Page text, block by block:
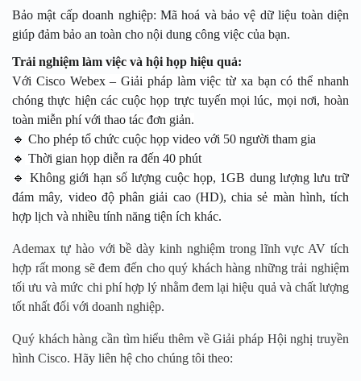
Bảo mật cấp doanh nghiệp: Mã hoá và bảo vệ dữ liệu toàn diện
giúp đảm bảo an toàn cho nội dung công việc của bạn.
Trải nghiệm làm việc và hội họp hiệu quả:
Với Cisco Webex – Giải pháp làm việc từ xa bạn có thể nhanh
chóng thực hiện các cuộc họp trực tuyến mọi lúc, mọi nơi, hoàn
toàn miễn phí với thao tác đơn giản.
🔹 Cho phép tổ chức cuộc họp video với 50 người tham gia
🔹 Thời gian họp diễn ra đến 40 phút
🔹 Không giới hạn số lượng cuộc họp, 1GB dung lượng lưu trữ
đám mây, video độ phân giải cao (HD), chia sẻ màn hình, tích
hợp lịch và nhiều tính năng tiện ích khác.
Ademax tự hào với bề dày kinh nghiệm trong lĩnh vực AV tích
hợp rất mong sẽ đem đến cho quý khách hàng những trải nghiệm
tối ưu và mức chi phí hợp lý nhằm đem lại hiệu quả và chất lượng
tốt nhất đối với doanh nghiệp.
Quý khách hàng cần tìmhiểu thêm về Giải pháp Hội nghị truyền
hình Cisco. Hãy liên hệ cho chúng tôi theo: